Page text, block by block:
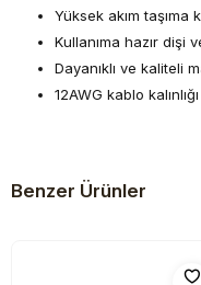
Yüksek akım taşıma
Kullanıma hazır dişi
Dayanıklı ve kaliteli
12AWG kablo
Benzer Ürünler